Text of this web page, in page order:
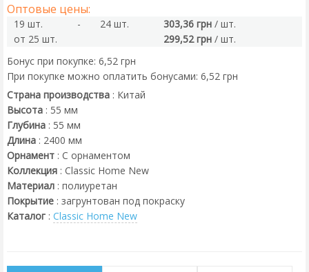
Оптовые цены:
19 шт. - 24 шт. 303,36 грн / шт.
от 25 шт.
299,52 грн / шт.
Бонус при покупке: 6,52 грн
При покупке можно оплатить бонусами: 6,52 грн
Страна производства : Китай
Высота : 55 мм
Глубина : 55 мм
Длина : 2400 мм
Орнамент : С орнаментом
Коллекция : Classic Home New
Материал : полиуретан
Покрытие : загрунтован под покраску
Каталог : Classic Home New